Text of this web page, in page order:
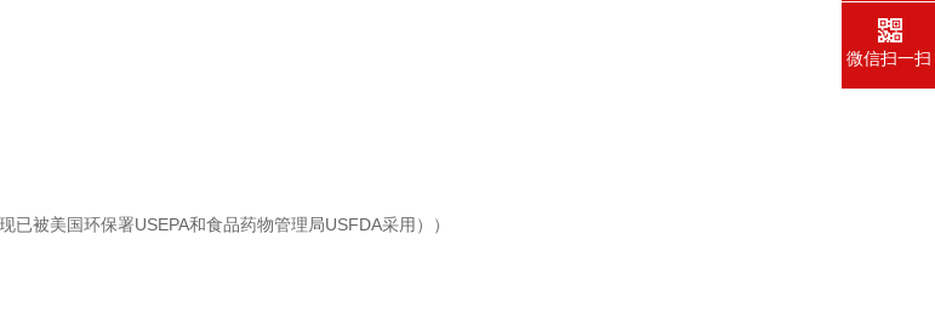
被美国环保署USEPA和食品药物管理局USFDA采用））
微信扫一扫